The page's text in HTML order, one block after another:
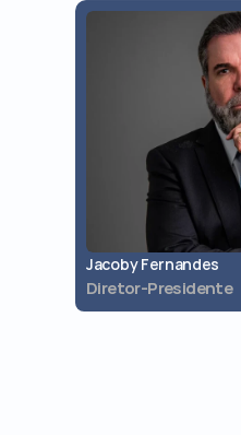
Jacoby Fernandes
Diretor-Presidente